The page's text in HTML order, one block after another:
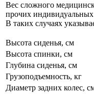
Вес сложного
прочих
В таких случаях
Высота сиденья, см
Высота спинки, см
Глубина сиденья, см
Грузоподъемность, кг
Диаметр задних колес,